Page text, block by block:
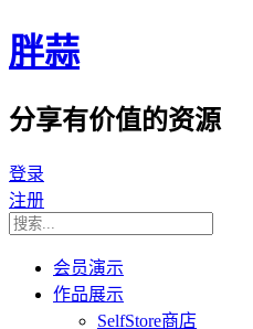
胖蒜
分享有价值的资源
登录
注册
会员演示
作品展示
SelfStore商店